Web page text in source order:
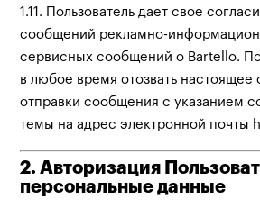
1.11. Пользователь дает свое
сообщений рекламно-
сервисных сообщений о Bartello.
в любое время отозвать настоящее
отправки сообщения с указанием
темы на адрес электронной почты
2. Авторизация
персональные данные